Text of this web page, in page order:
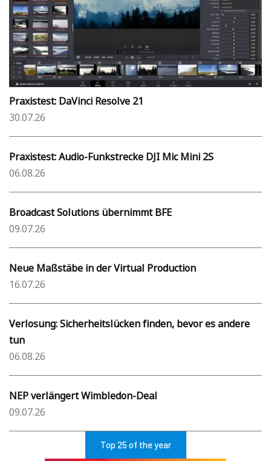
Praxistest: DaVinci Resolve 21
30.07.26
Praxistest: Audio-Funkstrecke DJI Mic Mini 2S
06.08.26
Broadcast Solutions übernimmt BFE
09.07.26
Neue Maßstäbe in der Virtual Production
16.07.26
Verlosung: Sicherheitslücken finden, bevor es andere
tun
06.08.26
NEP verlängert Wimbledon-Deal
09.07.26
Top 25 of the year